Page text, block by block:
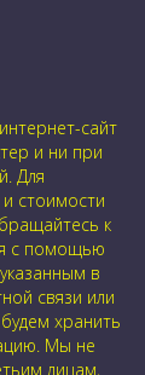
сайт
и ни при
Для
стоимости
к
с помощью
в
связи или
хранить
Мы не
лицам,